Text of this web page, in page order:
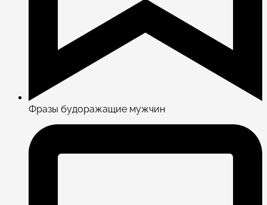
Фразы будоражащие мужчин